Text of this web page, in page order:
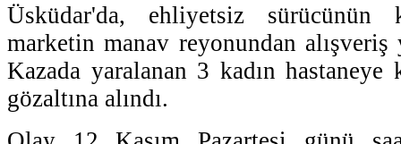
Üsküdar'da, ehliyetsiz sürücünün
marketin manav reyonundan alışveriş
Kazada yaralanan 3 kadın hastaneye
gözaltına alındı.